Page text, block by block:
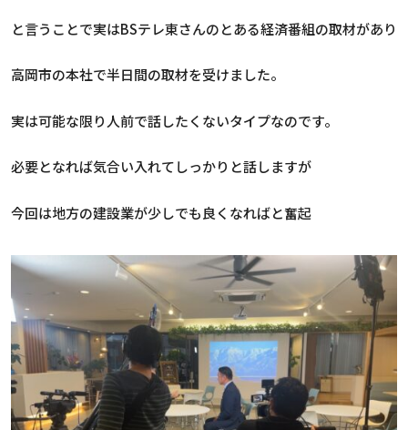
と言うことで実はBSテレ東さんのとある経済番組の取材があり
高岡市の本社で半日間の取材を受けました。
実は可能な限り人前で話したくないタイプなのです。
必要となれば気合い入れてしっかりと話しますが
今回は地方の建設業が少しでも良くなればと奮起